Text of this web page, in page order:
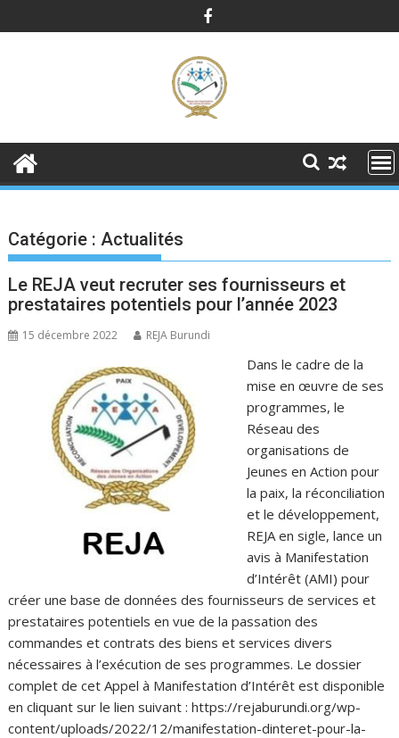
to
Catégorie :Actualités
Le REJA veut recruter ses fournisseurs et
prestataires potentiels pour l’année 2023
15 décembre 2022 REJA Burundi
Dans le cadre de la
mise en œuvre de ses
programmes, le
Réseau des
organisations de
Jeunes en Action pour
la paix, la réconciliation
et le développement,
REJA en sigle, lance un
avis à Manifestation
d’Intérêt (AMI) pour
créer une base de données des fournisseurs de services et
prestataires potentiels en vue de la passation des
commandes et contrats des biens et services divers
nécessaires à l’exécution de ses programmes. Le dossier
complet de cet Appel à Manifestation d’Intérêt est disponible
en cliquant sur le lien suivant : https://rejaburundi.org/wp-
content/uploads/2022/12/manifestation-dinteret-pour-la-